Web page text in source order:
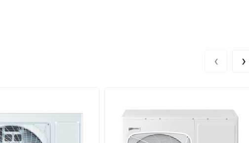
надежным и эффективным помощником в создании комфортного климата
‹ ›